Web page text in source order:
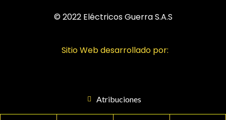
© 2022 Eléctricos Guerra S.A.S
Sitio Web desarrollado por:
Atribuciones